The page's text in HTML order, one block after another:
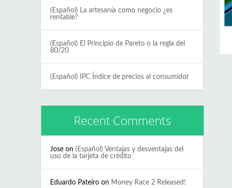
(Español) La artesanía como negocio ¿es
rentable?
(Español) El Principio de Pareto o la regla del
80/20
(Español) IPC Índice de precios al consumidor
Recent Comments
Jose on (Español) Ventajas y desventajas del
uso de la tarjeta de crédito
Eduardo Pateiro on Money Race 2 Released!